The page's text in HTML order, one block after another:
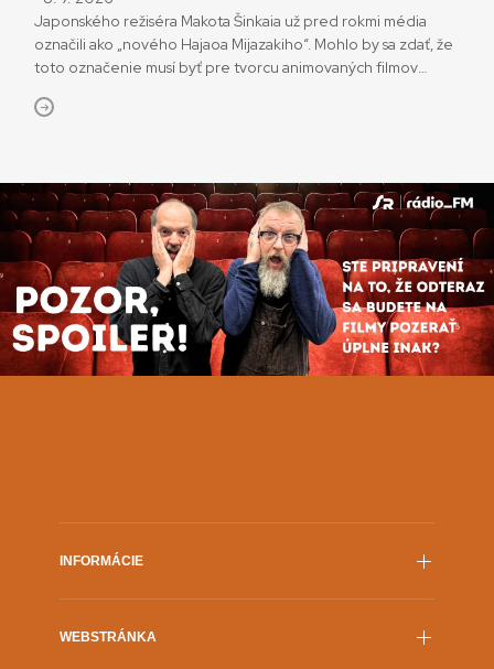
Japonského režiséra Makota Šinkaia už pred rokmi média
označili ako „nového Hajaoa Mijazakiho“. Mohlo by sa zdať, že
toto označenie musí byť pre tvorcu animovaných filmov
najväčšou osobnosťou japonského anime od čias Osamua
INFORMÁCIE
WEBSTRÁNKA